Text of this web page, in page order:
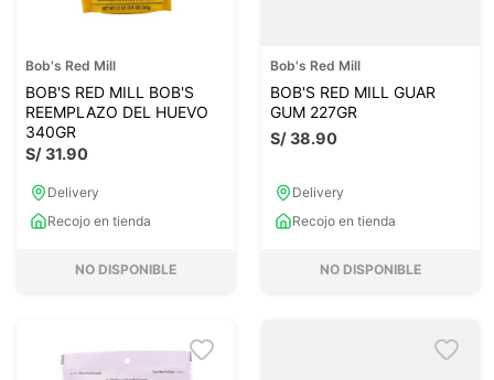
Bob's Red Mill
BOB'S RED MILL BOB'S
REEMPLAZO DEL HUEVO
340GR
S/31.90
Delivery
Recojo en tienda
NO DISPONIBLE
Bob's Red Mill
BOB'S RED MILL GUAR
GUM 227GR
S/38.90
Delivery
Recojo en tienda
NO DISPONIBLE